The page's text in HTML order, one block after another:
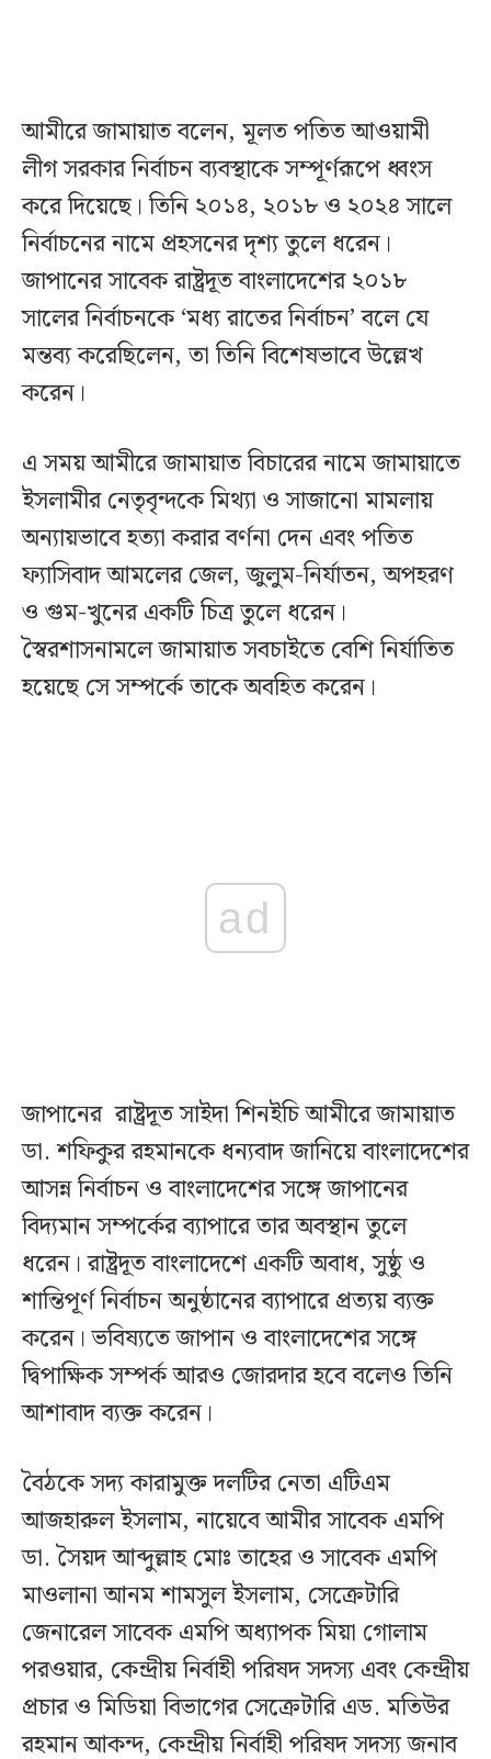
আমীরে জামায়াত বলেন, মূলত পতিত আওয়ামী
লীগ সরকার নির্বাচন ব্যবস্থাকে সম্পূর্ণরূপে ধ্বংস
করে দিয়েছে। তিনি ২০১৪, ২০১৮ ও ২০২৪ সালে
নির্বাচনের নামে প্রহসনের দৃশ্য তুলে ধরেন।
জাপানের সাবেক রাষ্ট্রদূত বাংলাদেশের ২০১৮
সালের নির্বাচনকে ‘মধ্য রাতের নির্বাচন’ বলে যে
মন্তব্য করেছিলেন, তা তিনি বিশেষভাবে উল্লেখ
করেন।
এ সময় আমীরে জামায়াত বিচারের নামে জামায়াতে
ইসলামীর নেতৃবৃন্দকে মিথ্যা ও সাজানো মামলায়
অন্যায়ভাবে হত্যা করার বর্ণনা দেন এবং পতিত
ফ্যাসিবাদ আমলের জেল, জুলুম-নির্যাতন, অপহরণ
ও গুম-খুনের একটি চিত্র তুলে ধরেন।
স্বৈরশাসনামলে জামায়াত সবচাইতে বেশি নির্যাতিত
হয়েছে সে সম্পর্কে তাকে অবহিত করেন।
ad
জাপানের রাষ্ট্রদূত সাইদা শিনইচি আমীরে জামায়াত
ডা. শফিকুর রহমানকে ধন্যবাদ জানিয়ে বাংলাদেশের
আসন্ন নির্বাচন ও বাংলাদেশের সঙ্গে জাপানের
বিদ্যমান সম্পর্কের ব্যাপারে তার অবস্থান তুলে
ধরেন। রাষ্ট্রদূত বাংলাদেশে একটি অবাধ, সুষ্ঠু ও
শান্তিপূর্ণ নির্বাচন অনুষ্ঠানের ব্যাপারে প্রত্যয় ব্যক্ত
করেন। ভবিষ্যতে জাপান ও বাংলাদেশের সঙ্গে
দ্বিপাক্ষিক সম্পর্ক আরও জোরদার হবে বলেও তিনি
আশাবাদ ব্যক্ত করেন।
বৈঠকে সদ্য কারামুক্ত দলটির নেতা এটিএম
আজহারুল ইসলাম, নায়েবে আমীর সাবেক এমপি
ডা. সৈয়দ আব্দুল্লাহ মোঃ তাহের ও সাবেক এমপি
মাওলানা আনম শামসুল ইসলাম, সেক্রেটারি
জেনারেল সাবেক এমপি অধ্যাপক মিয়া গোলাম
পরওয়ার, কেন্দ্রীয় নির্বাহী পরিষদ সদস্য এবং কেন্দ্রীয়
প্রচার ও মিডিয়া বিভাগের সেক্রেটারি এড. মতিউর
রহমান আকন্দ, কেন্দ্রীয় নির্বাহী পরিষদ সদস্য জনাব